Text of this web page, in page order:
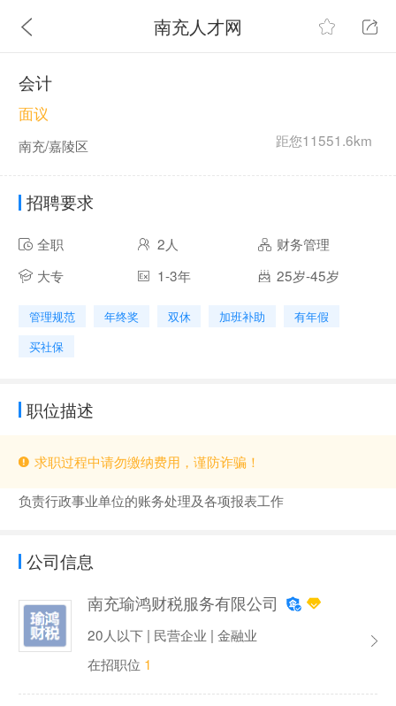
南充人才网
会计
距您11551.6km
面议
南充/嘉陵区
招聘要求
全职 2人
财务管理
大专
1-3年 25岁-45岁
管理规范 年终奖 双休 加班补助
有年假
买社保
职位描述
求职过程中请勿缴纳费用，谨防诈骗！
负责行政事业单位的账务处理及各项报表工作
公司信息
南充瑜鸿财税服务有限公司
20人以下 | 民营企业 | 金融业
在招职位 1